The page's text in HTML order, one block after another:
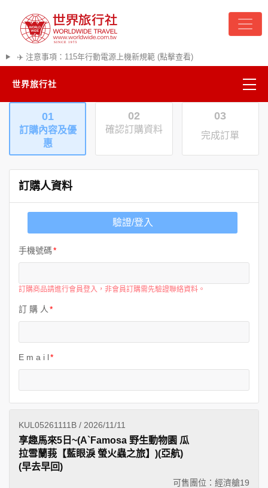
✈️ 注意事項：115年行動電源上機新規範 (點擊查看)
世界旅行社
精彩越南
熱門韓國
超夯日本
悠遊美加
遊輪河輪
中東非洲
歐洲之旅
01
訂購內容及優
惠
02
確認訂購資料
03
完成訂單
訂購人資料
手機號碼
訂購商品請進行會員登入，非會員訂購需先驗證聯絡資料。
驗證/登入
訂 購 人
E m a i l
KUL05261111B / 2026/11/11
可售團位：經濟艙19
享趣馬來5日~(A`Famosa 野生動物園 瓜
拉雪蘭莪【藍眼淚 螢火蟲之旅】)(亞航)
(早去早回)